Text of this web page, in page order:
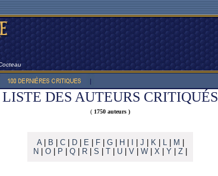
LISTE DES AUTEURS CRITIQUÉS
( 1750 auteurs )
A| B C| D| E F| G| H J K| L| M
N
O P Q R S T U V W X Y Z